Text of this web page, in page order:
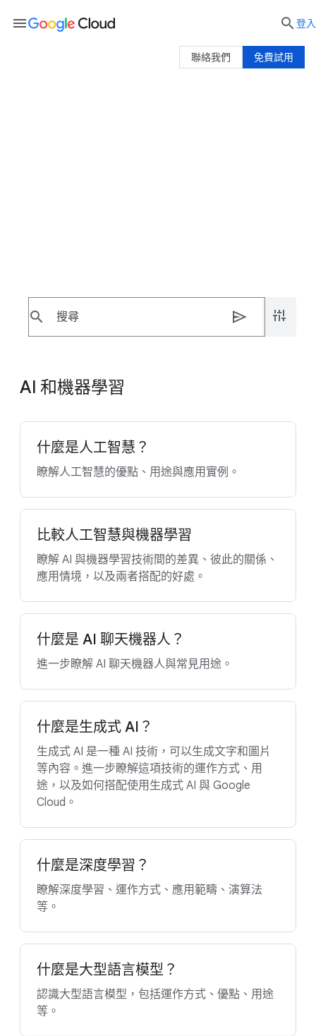
search send
AI 和機器學習
什麼是人工智慧？
瞭解人工智慧的優點、用途與應用實例。
比較人工智慧與機器學習
瞭解 AI 與機器學習技術間的差異、彼此的關係、
應用情境，以及兩者搭配的好處。
什麼是 AI 聊天機器人？
進一步瞭解 AI 聊天機器人與常見用途。
什麼是生成式 AI？
生成式 AI 是一種 AI 技術，可以生成文字和圖片
等內容。進一步瞭解這項技術的運作方式、用
途，以及如何搭配使用生成式 AI 與 Google
Cloud。
什麼是深度學習？
瞭解深度學習、運作方式、應用範疇、演算法
等。
什麼是大型語言模型？
認識大型語言模型，包括運作方式、優點、用途
等。
menu  登入
免費試用
聯絡我們